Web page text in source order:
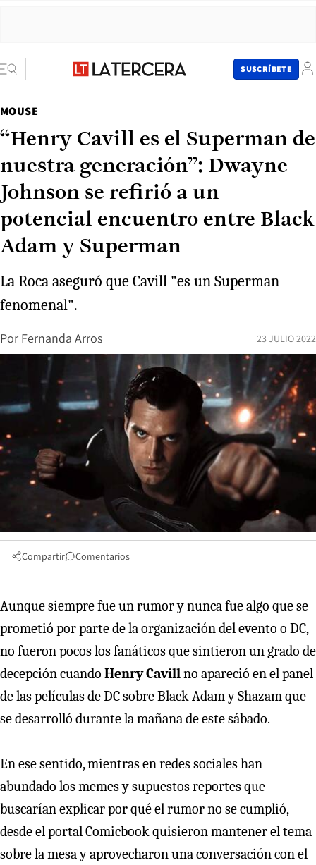
SUSCRÍBETE
MOUSE
“Henry Cavill es el Superman de
nuestra generación”: Dwayne
Johnson se refirió a un
potencial encuentro entre Black
Adam y Superman
La Roca aseguró que Cavill "es un Superman
fenomenal".
Por Fernanda Arros 23 JULIO 2022
Compartir Comentarios
Aunque siempre fue un rumor y nunca fue algo que se
prometió por parte de la organización del evento o DC,
no fueron pocos los fanáticos que sintieron un grado de
decepción cuando Henry Cavillno apareció en el panel
de las películas de DC sobre Black Adam y Shazam que
se desarrolló durante la mañana de este sábado.
En ese sentido, mientras en redes sociales han
abundado los memes y supuestos reportes que
buscarían explicar por qué el rumor no se cumplió,
desde el portal Comicbook quisieron mantener el tema
sobre la mesa y aprovecharon una conversación con el